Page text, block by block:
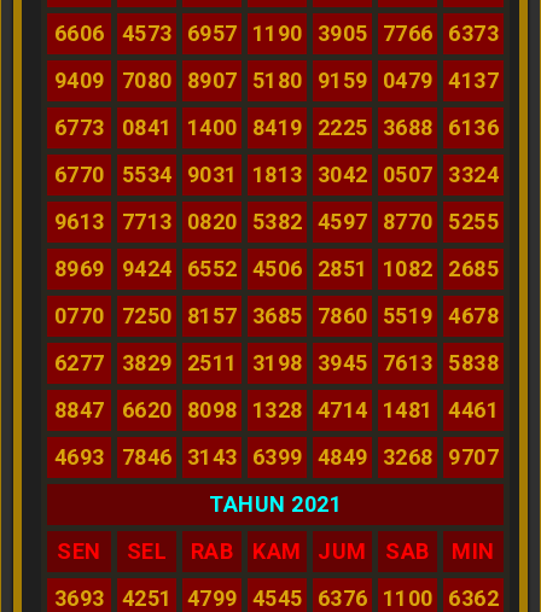
6606
4573 6957 1190 3905 7766
6373
9409
7080 8907 5180 9159 0479
4137
6773
0841 1400 8419 2225 3688
6136
6770
5534 9031 1813 3042 0507
3324
9613
7713 0820 5382 4597 8770
5255
8969
9424 6552 4506 2851 1082
2685
0770
7250 8157 3685 7860 5519
4678
6277
3829 2511 3198 3945 7613
5838
8847
6620 8098 1328 4714 1481
4461
4693
7846 3143 6399 4849 3268
9707
TAHUN 2021
SEN
SEL RAB KAM JUM SAB
MIN
3693
4251 4799 4545 6376 1100
6362